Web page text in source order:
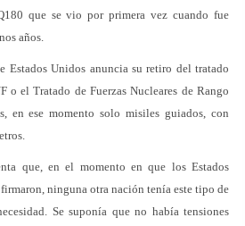
que se vio por primera vez cuando fue
años.
Estados Unidos anuncia su retiro del tratado
o el Tratado de Fuerzas Nucleares de Rango
en ese momento solo misiles guiados, con
que, en el momento en que los Estados
ninguna otra nación tenía este tipo de
Se suponía que no había tensiones